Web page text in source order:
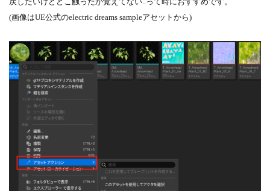
(画像はUE公式のelectric dreams sampleアセットから)